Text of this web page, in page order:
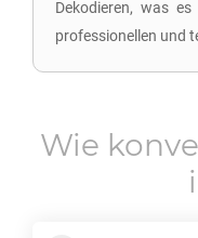
Dekodieren, was
professionellen und
Wie